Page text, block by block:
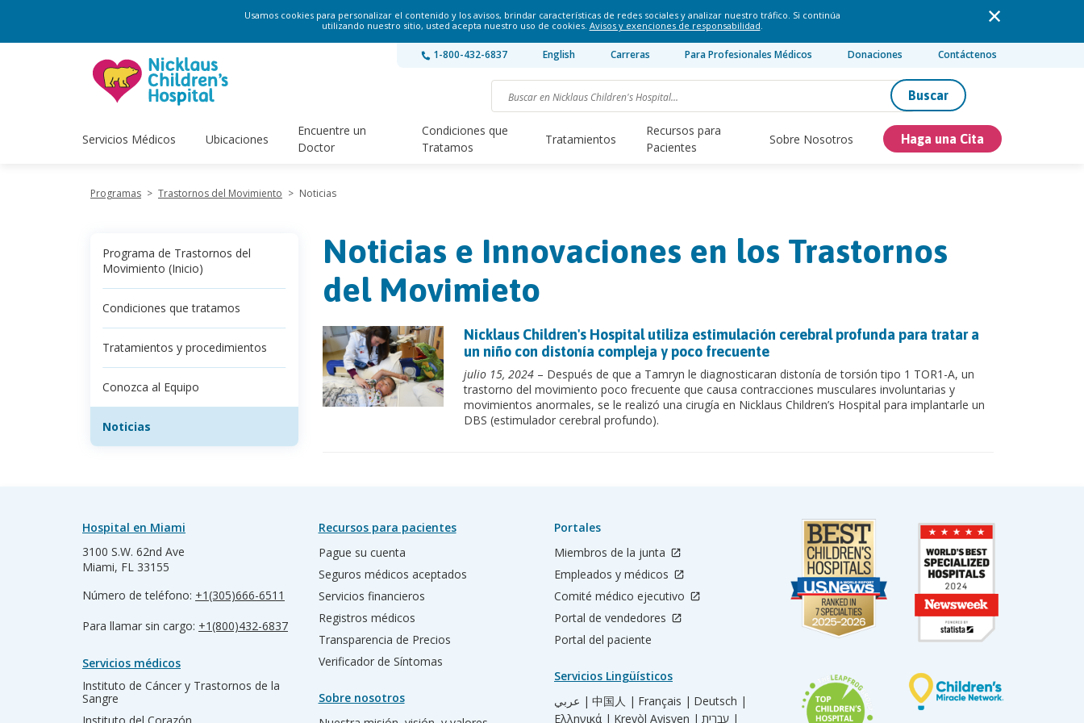
Usamos cookies para personalizar el contenido y los avisos, brindar características de redes sociales y analizar nuestro tráfico. Si continúa
utilizando nuestro sitio, usted acepta nuestro uso de cookies. Avisos y exenciones de responsabilidad.
1-800-432-6837 English Carreras Para Profesionales Médicos Donaciones Contáctenos
Buscar
Servicios Médicos Ubicaciones
Encuentre un
Doctor
Condiciones que
Tratamos
Tratamientos
Recursos para
Pacientes
Sobre Nosotros Haga una Cita
Programas > Trastornos del Movimiento > Noticias
Programa de Trastornos del
Movimiento (Inicio)
Condiciones que tratamos
Tratamientos y procedimientos
Conozca al Equipo
Noticias
Noticias e Innovaciones en los Trastornos
del Movimieto
Nicklaus Children's Hospital utiliza estimulación cerebral profunda para tratar a
un niño con distonía compleja y poco frecuente
julio 15, 2024– Después de que a Tamryn le diagnosticaran distonía de torsión tipo 1 TOR1-A, un
trastorno del movimiento poco frecuente que causa contracciones musculares involuntarias y
movimientos anormales, se le realizó una cirugía en Nicklaus Children’s Hospital para implantarle un
DBS (estimulador cerebral profundo).
Hospital en Miami
3100 S.W. 62nd Ave
Miami, FL 33155
Número de teléfono: +1(305)666-6511
Para llamar sin cargo: +1(800)432-6837
Servicios médicos
Instituto de Cáncer y Trastornos de la
Sangre
Recursos para pacientes
Pague su cuenta
Seguros médicos aceptados
Servicios financieros
Registros médicos
Transparencia de Precios
Verificador de Síntomas
Sobre nosotros
Portales
Miembros de la junta
Empleados y médicos
Comité médico ejecutivo
Portal de vendedores
Portal del paciente
Servicios Lingüísticos
عربي | 中国人 | Français | Deutsch |
Ελληνικά | Kreyòl Ayisyen | עברית |